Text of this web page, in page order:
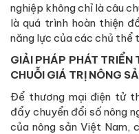
nghiệp không chỉ là câu
là quá trình hoàn thiện
năng lực của các chủ thể
GIẢI PHÁP PHÁT TRIỂN
CHUỖI GIÁ TRỊ NÔNG
Để thương mại điện tử
đẩy chuyển đổi số nông
của nông sản Việt Nam,